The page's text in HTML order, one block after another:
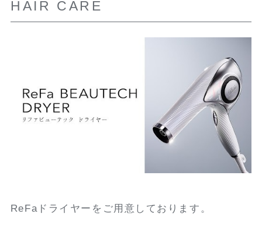
HAIR CARE
ReFaドライヤーをご用意しております。